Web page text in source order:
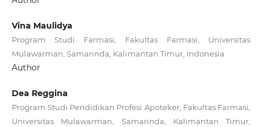
Vina Maulidya
Program Studi Farmasi, Fakultas Farmasi, Universitas
Mulawarman, Samarinda, Kalimantan Timur, Indonesia
Author
Dea Reggina
Program Studi Pendidikan Profesi Apoteker, Fakultas Farmasi,
Universitas Mulawarman, Samarinda, Kalimantan Timur,